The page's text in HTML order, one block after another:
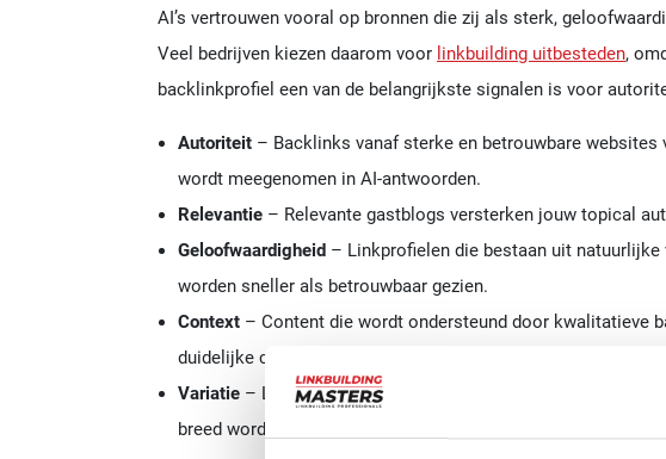
AI’s vertrouwen vooral op bronnen die zij als sterk,
Veel bedrijven kiezen daarom voor linkbuilding uitbesteden,
backlinkprofiel een van de belangrijkste signalen is voor
Autoriteit– Backlinks vanaf sterke en betrouwbare websites
wordt meegenomen in AI-antwoorden.
Relevantie– Relevante gastblogs versterken jouw topical
Geloofwaardigheid– Linkprofielen die bestaan uit natuurlijke
worden sneller als betrouwbaar gezien.
Context– Content die wordt ondersteund door kwalitatieve
duidelijke context voor AI-systemen.
Variatie– Links vanuit meerdere relevante domeinen helpen
breed wordt bevestigd binnen het onderwerp.